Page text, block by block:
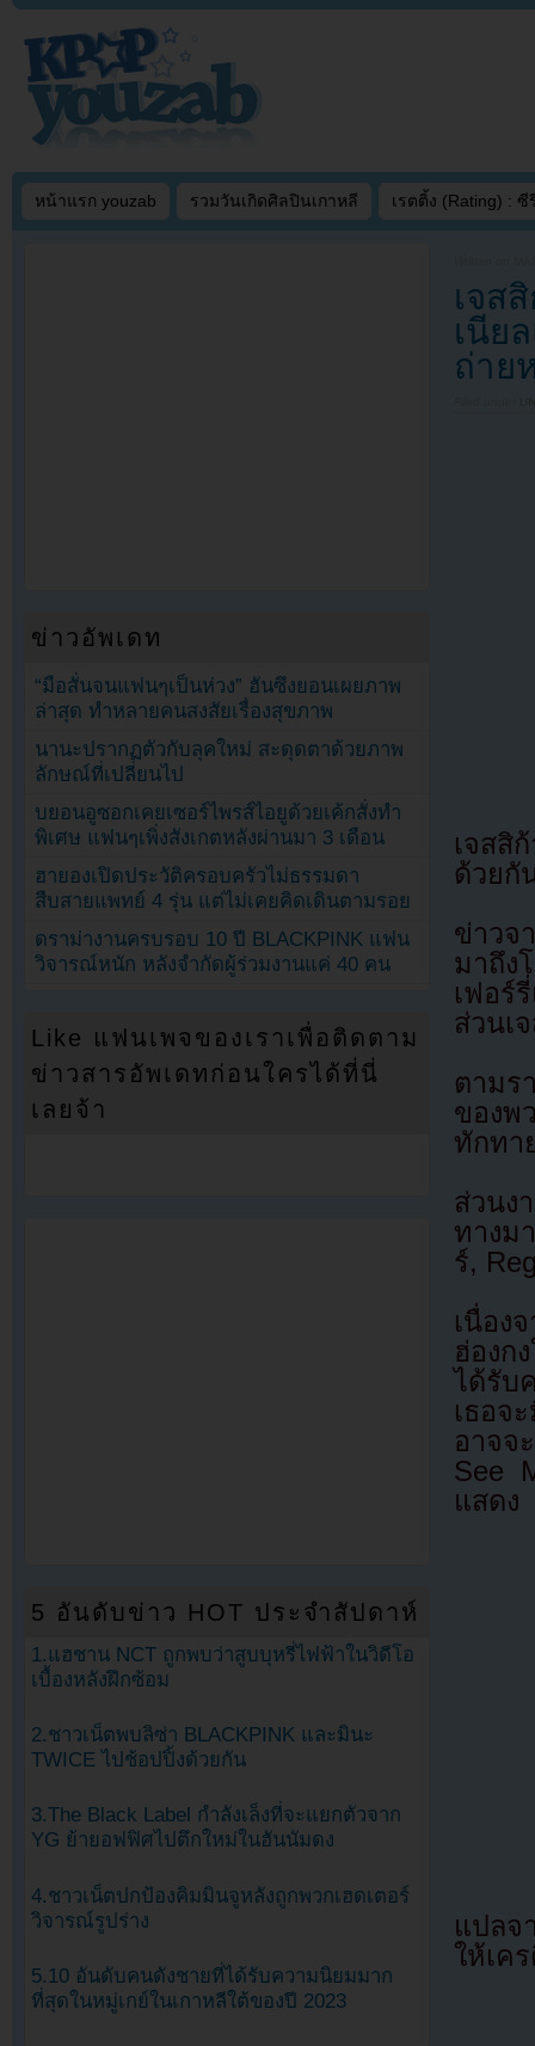
หน้าแรก youzab รวมวันเกิดศิลปินเกาหลี เรตติ้ง (Rating) : ซี
เจส
เนีย
ถ่าย
เจสสิ
ด้วยกั
ข่าวจ
มาถึง
เฟอร์
ส่วนเ
ตามร
ของพ
ทักทา
ส่วนง
ทางม
ร์,
เนื่อง
ฮ่องก
ได้รับ
เธอจ
อาจจ
See
แสดง
แปลจ
ให้เค
ข่าวอัพเดท
“มือสั่นจนแฟนๆเป็นห่วง” ฮันซึงยอนเผยภาพ
ล่าสุด ทำหลายคนสงสัยเรื่องสุขภาพ
นานะปรากฏตัวกับลุคใหม่ สะดุดตาด้วยภาพ
ลักษณ์ที่เปลี่ยนไป
บยอนอูซอกเคยเซอร์ไพรส์ไอยูด้วยเค้กสั่งทำ
พิเศษ แฟนๆเพิ่งสังเกตหลังผ่านมา 3 เดือน
ฮายองเปิดประวัติครอบครัวไม่ธรรมดา
สืบสายแพทย์ 4 รุ่น แต่ไม่เคยคิดเดินตามรอย
ดราม่างานครบรอบ 10 ปี BLACKPINK แฟน
วิจารณ์หนัก หลังจำกัดผู้ร่วมงานแค่ 40 คน
Like แฟนเพจของเราเพื่อติดตาม
ข่าวสารอัพเดทก่อนใครได้ที่นี่
เลยจ้า
5 อันดับข่าว HOT ประจำสัปดาห์
1.แฮชาน NCT ถูกพบว่าสูบบุหรี่ไฟฟ้าในวิดีโอ
เบื้องหลังฝึกซ้อม
2.ชาวเน็ตพบลิซ่า BLACKPINK และมินะ
TWICE ไปช้อปปิ้งด้วยกัน
3.The Black Label กำลังเล็งที่จะแยกตัวจาก
YG ย้ายอฟฟิศไปตึกใหม่ในฮันนัมดง
4.ชาวเน็ตปกป้องคิมมินจูหลังถูกพวกเฮดเตอร์
วิจารณ์รูปร่าง
5.10 อันดับคนดังชายที่ได้รับความนิยมมาก
ที่สุดในหมู่เกย์ในเกาหลีใต้ของปี 2023